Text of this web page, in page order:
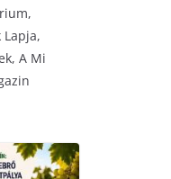
Lapja,
A Mi